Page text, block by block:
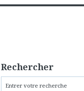
Rechercher